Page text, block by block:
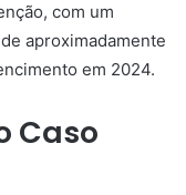
com um
aproximadamente
em 2024.
Caso